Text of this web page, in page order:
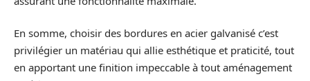
En somme, choisir des bordures en acier galvanisé c’est
privilégier un matériau qui allie esthétique et praticité, tout
en apportant une finition impeccable à tout aménagement